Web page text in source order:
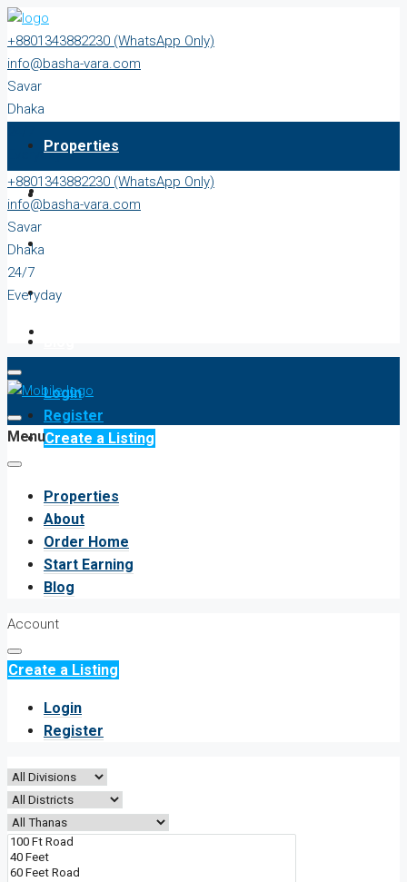
+8801343882230 (WhatsApp Only)
info@basha-vara.com
Savar
Dhaka
EverydayProperties
About
Start Earning
Login
Register
Create a Listing
+8801343882230 (WhatsApp Only)
info@basha-vara.com
Savar
Dhaka
24/7
Everyday
Menu
Properties
About
Order Home
Start Earning
Blog
Account
Create a Listing
Login
Register